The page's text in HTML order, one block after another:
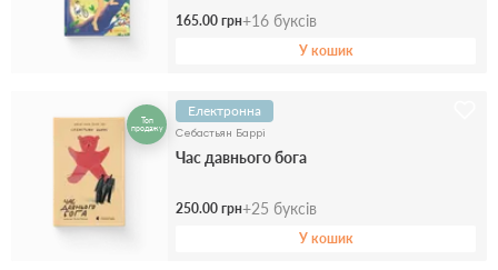
165.00 грн+16 буксів
У кошик
Топ
продажу
Електронна
Себастьян Баррі
Час давнього бога
250.00 грн+25 буксів
У кошик